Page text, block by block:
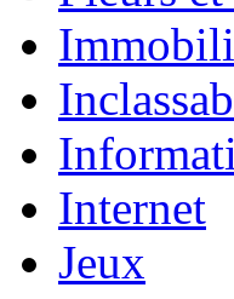
Internet
Jeux